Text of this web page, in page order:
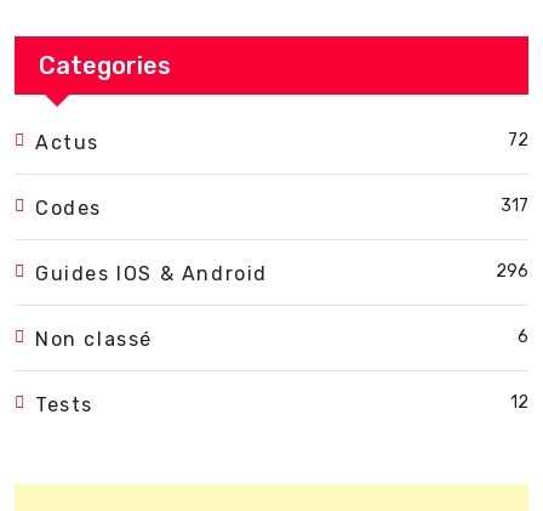
Categories
Actus 72
Codes 317
Guides IOS & Android 296
Non classé 6
Tests 12